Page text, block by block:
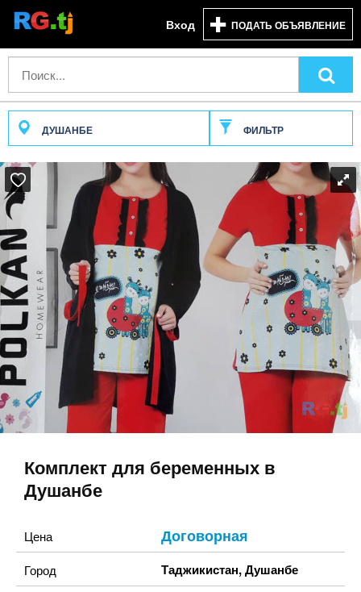
Вход ПОДАТЬ ОБЪЯВЛЕНИЕ
ДУШАНБЕ ФИЛЬТР
Комплект для беременных в
Душанбе
Цена Договорная
Город Таджикистан,Душанбе